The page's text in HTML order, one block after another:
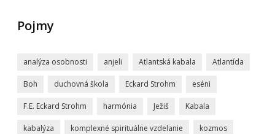
Pojmy
analýza osobnosti anjeli Atlantská kabala Atlantída
Boh duchovná škola Eckard Strohm eséni
F.E. Eckard Strohm harmónia Ježiš Kabala
kabalýza komplexné spirituálne vzdelanie kozmos